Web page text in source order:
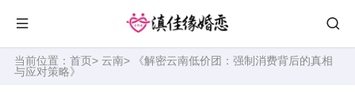
当前位置： 首页> 云南> 《解密云南低价团：强制消费背后的真相
与应对策略》